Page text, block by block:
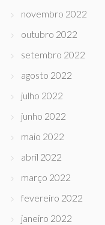
novembro 2022
outubro 2022
setembro 2022
agosto 2022
julho 2022
junho 2022
maio 2022
abril 2022
março 2022
fevereiro 2022
janeiro 2022